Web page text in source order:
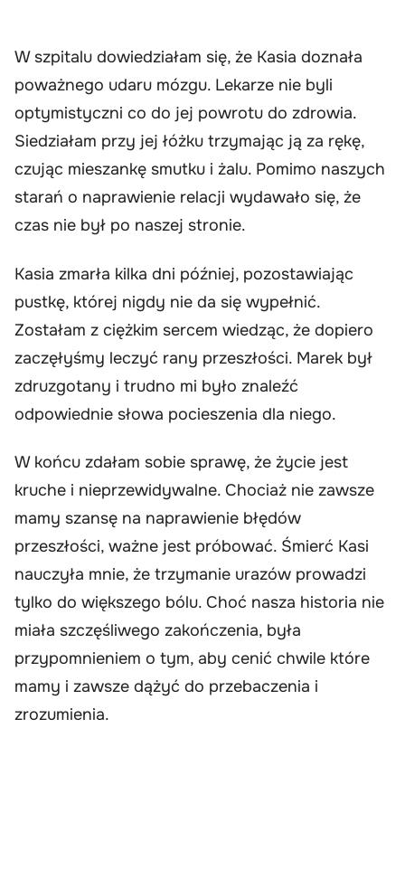
W szpitalu dowiedziałam się, że Kasia doznała
poważnego udaru mózgu. Lekarze nie byli
optymistyczni co do jej powrotu do zdrowia.
Siedziałam przy jej łóżku trzymając ją za rękę,
czując mieszankę smutku i żalu. Pomimo naszych
starań o naprawienie relacji wydawało się, że
czas nie był po naszej stronie.
Kasia zmarła kilka dni później, pozostawiając
pustkę, której nigdy nie da się wypełnić.
Zostałam z ciężkim sercem wiedząc, że dopiero
zaczęłyśmy leczyć rany przeszłości. Marek był
zdruzgotany i trudno mi było znaleźć
odpowiednie słowa pocieszenia dla niego.
W końcu zdałam sobie sprawę, że życie jest
kruche i nieprzewidywalne. Chociaż nie zawsze
mamy szansę na naprawienie błędów
przeszłości, ważne jest próbować. Śmierć Kasi
nauczyła mnie, że trzymanie urazów prowadzi
tylko do większego bólu. Choć nasza historia nie
miała szczęśliwego zakończenia, była
przypomnieniem o tym, aby cenić chwile które
mamy i zawsze dążyć do przebaczenia i
zrozumienia.